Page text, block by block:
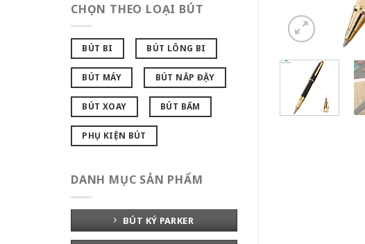
CHỌN THEO LOẠI BÚT
BÚT BI BÚT LÔNG BI
BÚT MÁY BÚT NẮP ĐẬY
BÚT XOAY BÚT BẤM
PHỤ KIỆN BÚT
DANH MỤC SẢN PHẨM
BÚT KÝ PARKER